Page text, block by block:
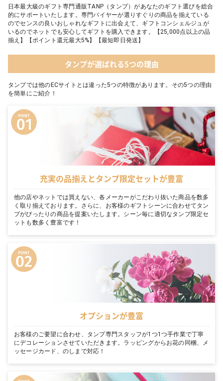
日本最大級のギフト専門通販TANP（タンプ）があなたのギフト選びを総合
的にサポートいたします。専門バイヤーが選りすぐりの商品を揃えている
のでセンスの良いおしゃれなギフトに出会えて、ギフトコンシェルジュが
いるのでネットでも安心してギフトを購入できます。【25,000点以上の品
揃え】【ポイント還元最大5%】【最短即日発送】
タンプが選ばれる5つの理由
タンプでは他のECサイトとは違った5つの特徴があります。その5つの理由
を簡単にご紹介！
充実の品揃えとタンプ限定セットが豊富
他の店やネットでは買えない、各メーカーがこだわり抜いた商品を数多
く取り揃えております。さらに、お客様のギフトシーンに合わせてタン
プがぴったりの商品を提案いたします。シーン毎に適切なタンプ限定セ
ットも数多く豊富です！
オプションが豊富
お客様のご要望に合わせ、タンプ専門スタッフが1つ1つ手作業で丁寧
にデコレーションさせていただきます。ラッピングからお花の同梱、メ
ッセージカード、のしまで対応！